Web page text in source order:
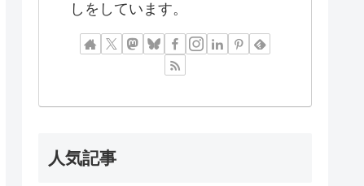
しをしています。
人気記事